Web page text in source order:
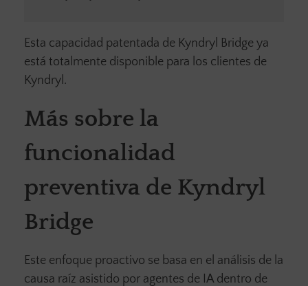
Esta capacidad patentada de Kyndryl Bridge ya
está totalmente disponible para los clientes de
Kyndryl.
Más sobre la
funcionalidad
preventiva de Kyndryl
Bridge
Este enfoque proactivo se basa en el análisis de la
causa raíz asistido por agentes de IA dentro de